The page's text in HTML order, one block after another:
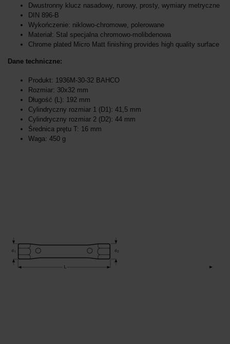
Dwustronny klucz nasadowy, rurowy, prosty, wymiary metryczne
DIN 896-B
Wykończenie: niklowo-chromowe, polerowane
Materiał: Stal specjalna chromowo-molibdenowa
Chrome plated Micro Matt finishing provides high quality surface
Dane techniczne:
Produkt: 1936M-30-32 BAHCO
Rozmiar: 30x32 mm
Długość (L): 192 mm
Cylindryczny rozmiar 1 (D1): 41,5 mm
Cylindryczny rozmiar 2 (D2): 44 mm
Średnica prętu T: 16 mm
Waga: 450 g